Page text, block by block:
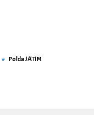
Polda JATIM